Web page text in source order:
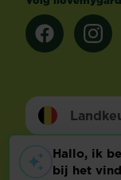
Footer
Wettelijke